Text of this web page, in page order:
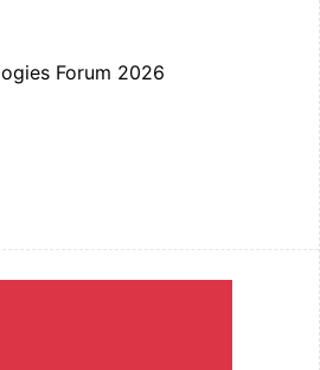
Forum 2026